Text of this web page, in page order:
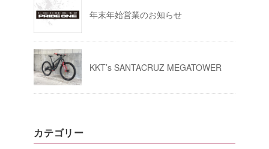
年末年始営業のお知らせ
KKT’s SANTACRUZ MEGATOWER
カテゴリー